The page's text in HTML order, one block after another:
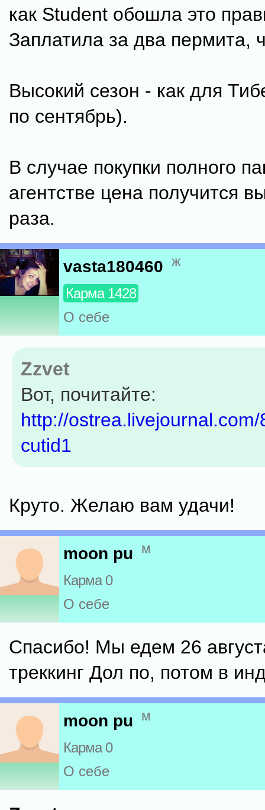
как Student обошла это
Заплатила за два пермита,
Высокий сезон - как для
по сентябрь).
В случае покупки полного
агентстве цена получится
раза.
vasta180460 ж
Карма 1428
О себе
Zzvet
Вот, почитайте:
http://
cutid1
Круто. Желаю вам удачи!
moon pu м
Карма 0
О себе
Спасибо! Мы едем 26
треккинг Дол по, потом в
moon pu м
Карма 0
О себе